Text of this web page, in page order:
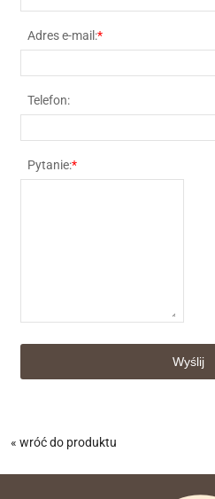
Adres e-mail:*
Telefon:
Pytanie:*
« wróć do produktu